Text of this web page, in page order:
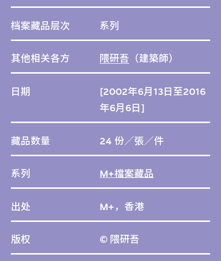
档案藏品层次 系列
其他相关各方 隈研吾 （建築師）
日期
[2002年6月13日至2016
年6月6日]
藏品数量 24 份／張／件
系列 M+檔案藏品
出处 M+，香港
版权 © 隈研吾